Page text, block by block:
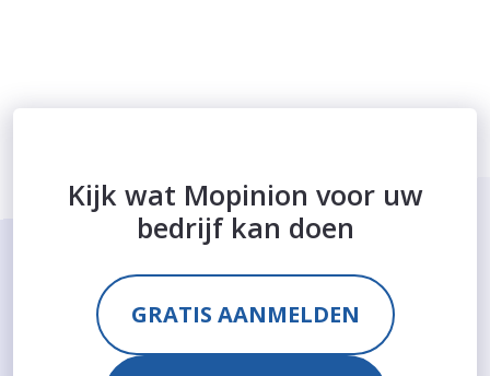
Kijk wat Mopinion voor uw
bedrijf kan doen
GRATIS AANMELDEN